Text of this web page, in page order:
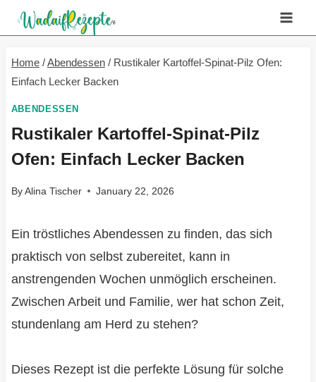
Skip
to
content
Home /Abendessen / Rustikaler Kartoffel-Spinat-Pilz Ofen:
Einfach Lecker Backen
ABENDESSEN
Rustikaler Kartoffel-Spinat-Pilz
Ofen: Einfach Lecker Backen
ByAlina Tischer January 22, 2026
Ein tröstliches Abendessen zu finden, das sich
praktisch von selbst zubereitet, kann in
anstrengenden Wochen unmöglich erscheinen.
Zwischen Arbeit und Familie, wer hat schon Zeit,
stundenlang am Herd zu stehen?
Dieses Rezept ist die perfekte Lösung für solche